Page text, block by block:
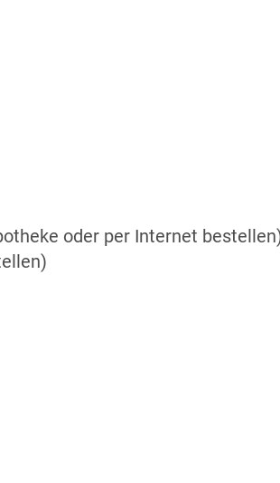
oder per Internet